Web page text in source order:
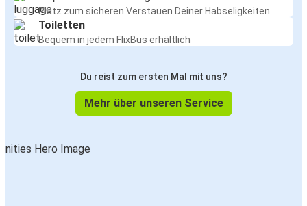
Platz zum sicheren Verstauen Deiner Habseligkeiten
Toiletten
Bequem in jedem FlixBus erhältlich
Du reist zum ersten Mal mit uns?
Mehr über unseren Service